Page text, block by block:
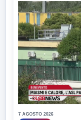
7 AGOSTO 2026